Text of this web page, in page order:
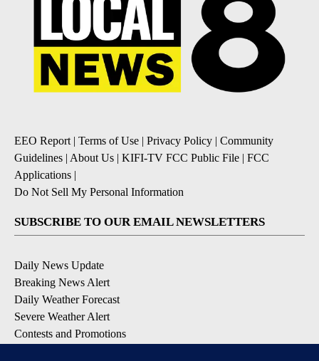
EEO Report| Terms of Use | Privacy Policy | Community
Guidelines | About Us | KIFI-TV FCC Public File | FCC
Applications |
Do Not Sell My Personal Information
SUBSCRIBE TO OUR EMAIL NEWSLETTERS
Daily News Update
Breaking News Alert
Daily Weather Forecast
Severe Weather Alert
Contests and Promotions